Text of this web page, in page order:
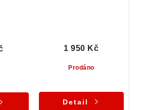
Prodáno
1 950 Kč
Detail